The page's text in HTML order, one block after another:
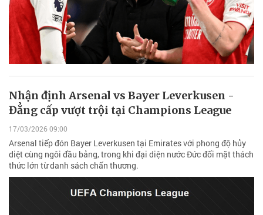
Nhận định Arsenal vs Bayer Leverkusen -
Đẳng cấp vượt trội tại Champions League
17/03/2026 09:00
Arsenal tiếp đón Bayer Leverkusen tại Emirates với phong độ hủy
diệt cùng ngôi đầu bảng, trong khi đại diện nước Đức đối mặt thách
thức lớn từ danh sách chấn thương.